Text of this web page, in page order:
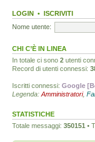
LOGIN • ISCRIVITI
Nome utente:
CHI C’È IN LINEA
In totale ci sono 2 utenti
Record di utenti connessi:
Iscritti connessi: Google
Legenda: Amministratori,
STATISTICHE
Totale messaggi: 350151 •